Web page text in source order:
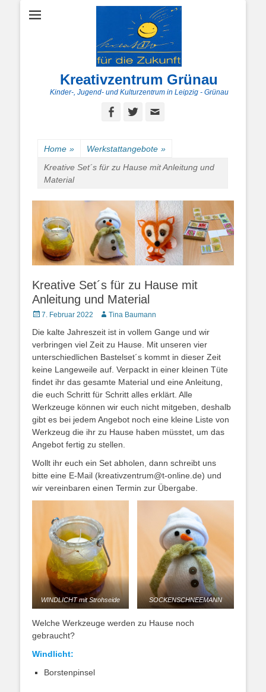
Kreativzentrum Grünau
Kinder-, Jugend- und Kulturzentrum in Leipzig - Grünau
Facebook
Twitter
Home » Werkstattangebote »
Kreative Set´s für zu Hause mit Anleitung und
Material
Kreative Set´s für zu Hause mit
Anleitung und Material
Posted
7. Februar 2022 AutorTina Baumann
Die kalte Jahreszeit ist in vollem Gange und wir
verbringen viel Zeit zu Hause. Mit unseren vier
unterschiedlichen Bastelset´s kommt in dieser Zeit
keine Langeweile auf. Verpackt in einer kleinen Tüte
findet ihr das gesamte Material und eine Anleitung,
die euch Schritt für Schritt alles erklärt. Alle
Werkzeuge können wir euch nicht mitgeben, deshalb
gibt es bei jedem Angebot noch eine kleine Liste von
Werkzeug die ihr zu Hause haben müsstet, um das
Angebot fertig zu stellen.
Wollt ihr euch ein Set abholen, dann schreibt uns
bitte eine E-Mail (kreativzentrum@t-online.de) und
wir vereinbaren einen Termin zur Übergabe.
WINDLICHT mit Strohseide SOCKENSCHNEEMANN
Welche Werkzeuge werden zu Hause noch
gebraucht?
Windlicht:
Borstenpinsel